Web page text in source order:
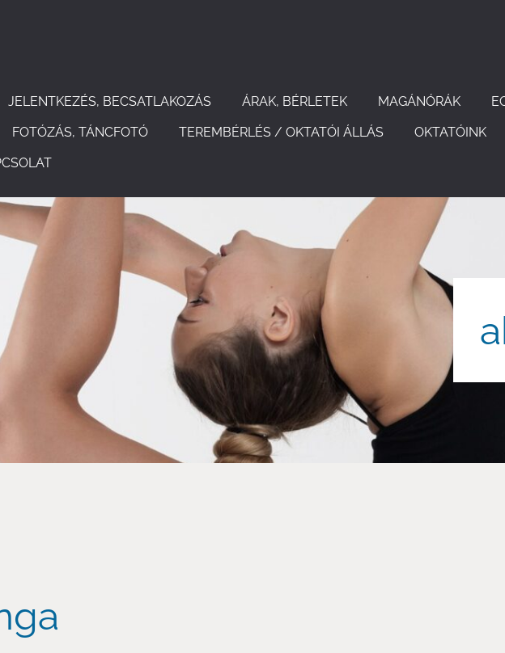
JELENTKEZÉS, BECSATLAKOZÁS ÁRAK, BÉRLETEK MAGÁNÓRÁK
FOTÓZÁS, TÁNCFOTÓ TEREMBÉRLÉS / OKTATÓI ÁLLÁS
OKTATÓINK